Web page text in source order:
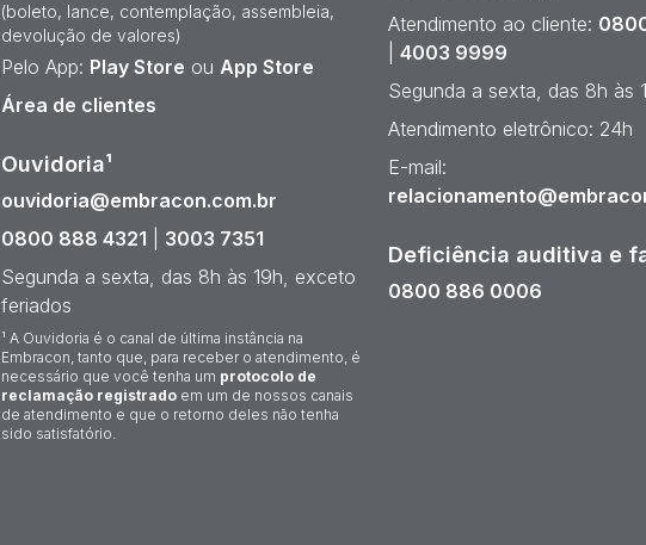
(boleto, lance, contemplação, assembleia,
devolução de valores)
Pelo App: Play Store ou App Store
Área de clientes
Ouvidoria¹
ouvidoria@embracon.com.br
0800 888 4321
3003 7351
Segunda a sexta, das 8h às 19h, exceto
feriados
¹ A Ouvidoria é o canal de última instância na
Embracon, tanto que, para receber o atendimento, é
necessário que você tenha um protocolo de
reclamação registrado em um de nossos canais
de atendimento e que o retorno deles não tenha
sido satisfatório.
Atendimento ao cliente:
4003 9999
Segunda a sexta, das 8h às
Atendimento eletrônico: 24h
E-mail:
Deficiência auditiva e
0800 886 0006